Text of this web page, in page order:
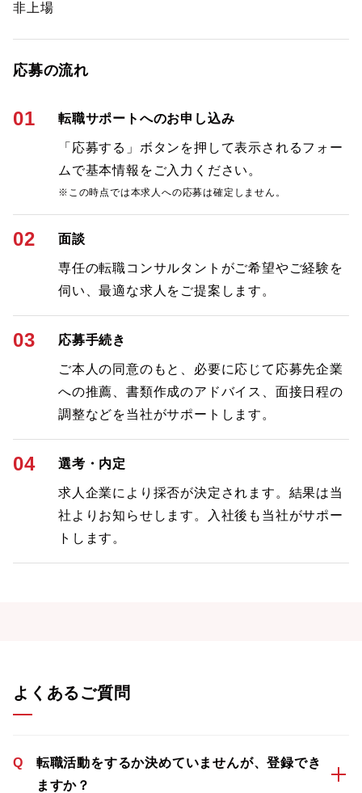
非上場
応募の流れ
01 転職サポートへのお申し込み
「応募する」ボタンを押して表示されるフォー
ムで基本情報をご入力ください。
※この時点では本求人への応募は確定しません。
02 面談
専任の転職コンサルタントがご希望やご経験を
伺い、最適な求人をご提案します。
03 応募手続き
ご本人の同意のもと、必要に応じて応募先企業
への推薦、書類作成のアドバイス、面接日程の
調整などを当社がサポートします。
04 選考・内定
求人企業により採否が決定されます。結果は当
社よりお知らせします。入社後も当社がサポー
トします。
よくあるご質問
Q
転職活動をするか決めていませんが、登録でき
ますか？